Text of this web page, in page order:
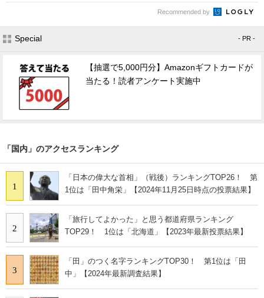
Recommended by
Special - PR -
【抽選で5,000円分】Amazonギフトカードが
当たる！読者アンケート実施中
「国内」のアクセスランキング
1
「日本の偉大な首相」（戦後）ランキングTOP26！ 第
1位は「田中角栄」【2024年11月25日時点の投票結果】
2
「旅行してよかった」と思う都道府県ランキング
TOP29！ 1位は「北海道」【2023年最新投票結果】
3
「田」のつく名字ランキングTOP30！ 第1位は「田
中」【2024年最新調査結果】